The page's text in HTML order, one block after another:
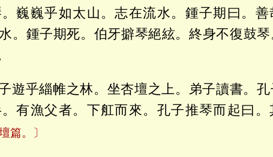
巍巍乎如太山。志在流水。鍾子期曰。善
。鍾子期死。伯牙擗琴絕絃。終身不復鼓琴
遊乎緇帷之林。坐杏壇之上。弟子讀書。孔
有漁父者。下舡而來。孔子推琴而起曰。
篇。〕